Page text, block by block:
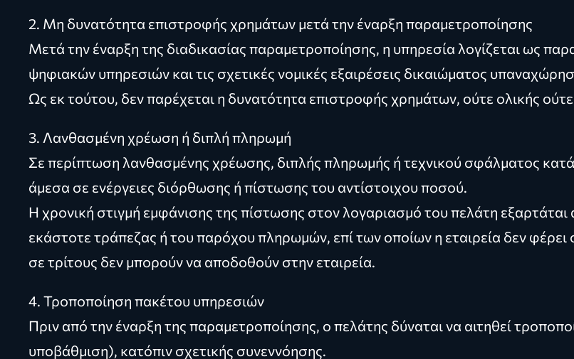
2. Μη δυνατότητα επιστροφής χρημάτων μετά την έναρξη παραμετροποίησης
Μετά την έναρξη της διαδικασίας παραμετροποίησης, η υπηρεσία λογίζεται ως
ψηφιακών υπηρεσιών και τις σχετικές νομικές εξαιρέσεις δικαιώματος
Ως εκ τούτου, δεν παρέχεται η δυνατότητα επιστροφής χρημάτων, ούτε ολικής ούτε
3. Λανθασμένη χρέωση ή διπλή πληρωμή
Σε περίπτωση λανθασμένης χρέωσης, διπλής πληρωμής ή τεχνικού σφάλματος κατά
άμεσα σε ενέργειες διόρθωσης ή πίστωσης του αντίστοιχου ποσού.
Η χρονική στιγμή εμφάνισης της πίστωσης στον λογαριασμό του πελάτη
εκάστοτε τράπεζας ή του παρόχου πληρωμών, επί των οποίων η εταιρεία δεν
σε τρίτους δεν μπορούν να αποδοθούν στην εταιρεία.
4. Τροποποίηση πακέτου υπηρεσιών
Πριν από την έναρξη της παραμετροποίησης, ο πελάτης δύναται να αιτηθεί
υποβάθμιση), κατόπιν σχετικής συνεννόησης.